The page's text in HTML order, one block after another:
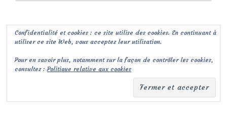
Confidentialité et cookies : ce site utilise des cookies. En continuant à
utiliser ce site Web, vous acceptez leur utilisation.
Pour en savoir plus, notamment sur la façon de contrôler les cookies,
consultez :Politique relative aux cookies